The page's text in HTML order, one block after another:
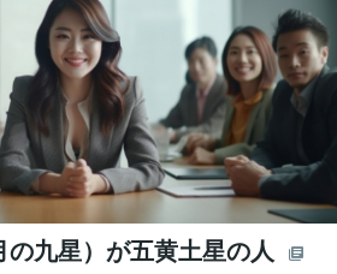
の九星）が五黄土星の人